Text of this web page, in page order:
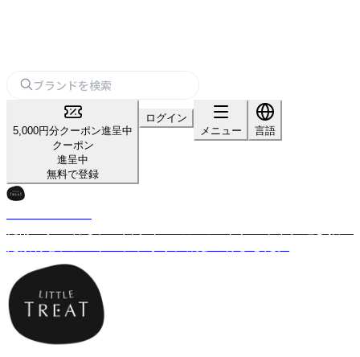
5,000円分クーポン進呈中
クーポン
進呈中
無料で登録
ログイン
メニュー
言語